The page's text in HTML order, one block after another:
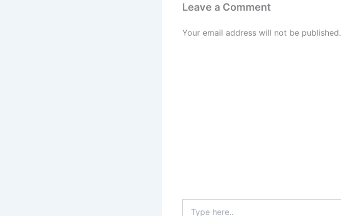
Leave a Comment
Your email address will not be published.
here..